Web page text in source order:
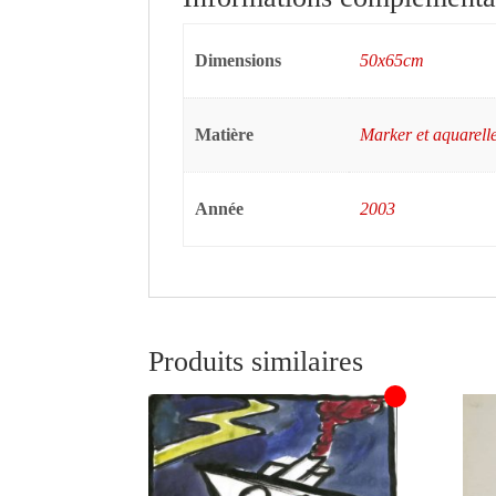
Dimensions 50x65cm
Matière Marker et
Année 2003
Produits similaires